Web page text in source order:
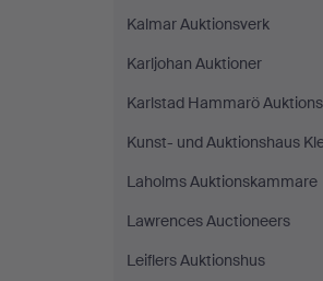
Kalmar Auktionsverk
Karljohan Auktioner
Karlstad Hammarö
Kunst- und Auktionshaus
Laholms Auktionskammare
Lawrences Auctioneers
Leiflers Auktionshus